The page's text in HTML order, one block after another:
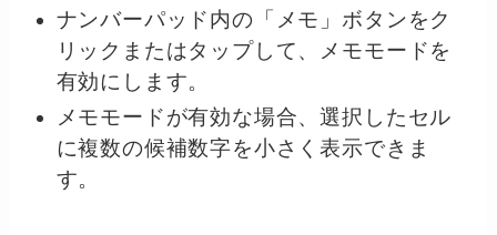
ナンバーパッド内の「メモ」ボタンをク
リックまたはタップして、メモモードを
有効にします。
メモモードが有効な場合、選択したセル
に複数の候補数字を小さく表示できま
す。